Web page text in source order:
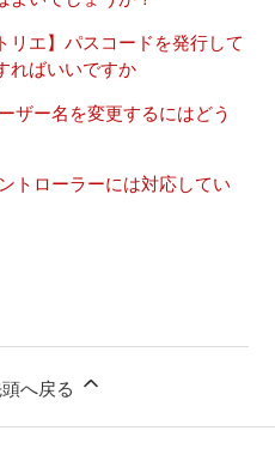
リエ】パスコードを発行して
ればいいですか
ザー名を変更するにはどう
トローラーには対応してい
へ戻る